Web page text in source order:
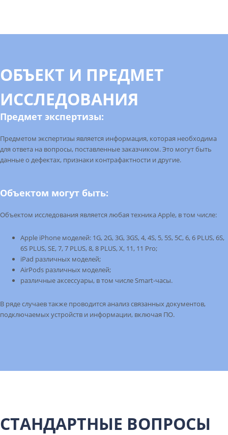
ОБЪЕКТ И ПРЕДМЕТ
ИССЛЕДОВАНИЯ
Предмет экспертизы:
Предметом экспертизы является информация, которая необходима
для ответа на вопросы, поставленные заказчиком. Это могут быть
данные о дефектах, признаки контрафактности и другие.
Объектом могут быть:
Объектом исследования является любая техника Apple, в том числе:
Apple iPhone моделей: 1G, 2G, 3G, 3GS, 4, 4S, 5, 5S, 5C, 6, 6 PLUS, 6S,
6S PLUS, SE, 7, 7 PLUS, 8, 8 PLUS, X, 11, 11 Pro;
iPad различных моделей;
AirPods различных моделей;
различные аксессуары, в том числе Smart-часы.
В ряде случаев также проводится анализ связанных документов,
подключаемых устройств и информации, включая ПО.
СТАНДАРТНЫЕ ВОПРОСЫ